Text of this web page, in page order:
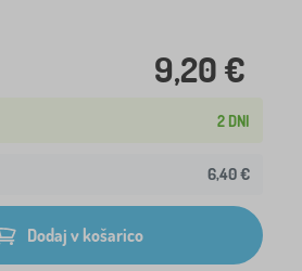
9,20 €
2 DNI
6,40 €
Dodaj v košarico